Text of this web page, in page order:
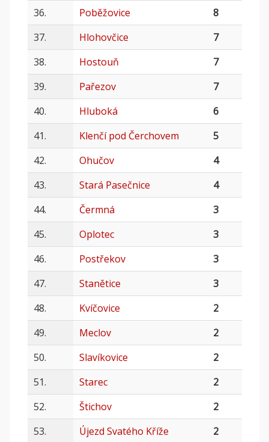
36. Poběžovice
8
37.
Hlohovčice
7
38.
Hostouň
7
39.
Pařezov
7
40.
Hluboká
6
41.
Klenčí pod Čerchovem
5
42.
Ohučov
4
43.
Stará Pasečnice
4
44.
Čermná
3
45.
Oplotec
3
46.
Postřekov
3
47.
Stanětice
3
48.
Kvíčovice
2
49.
Meclov
2
50.
Slavíkovice
2
51.
Starec
2
52.
Štichov
2
53.
Újezd Svatého Kříže
2